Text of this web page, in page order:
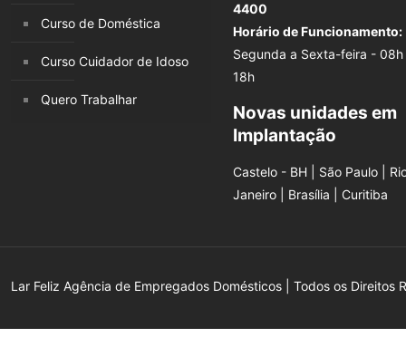
Curso de Doméstica
Curso Cuidador de Idoso
Quero Trabalhar
4400
Horário de Funcionamento:
Segunda a Sexta-feira - 08h
18h
Novas unidades em
Implantação
Castelo - BH | São Paulo |
Janeiro | Brasília | Curitiba
Lar Feliz Agência de Empregados Domésticos | Todos os Direitos